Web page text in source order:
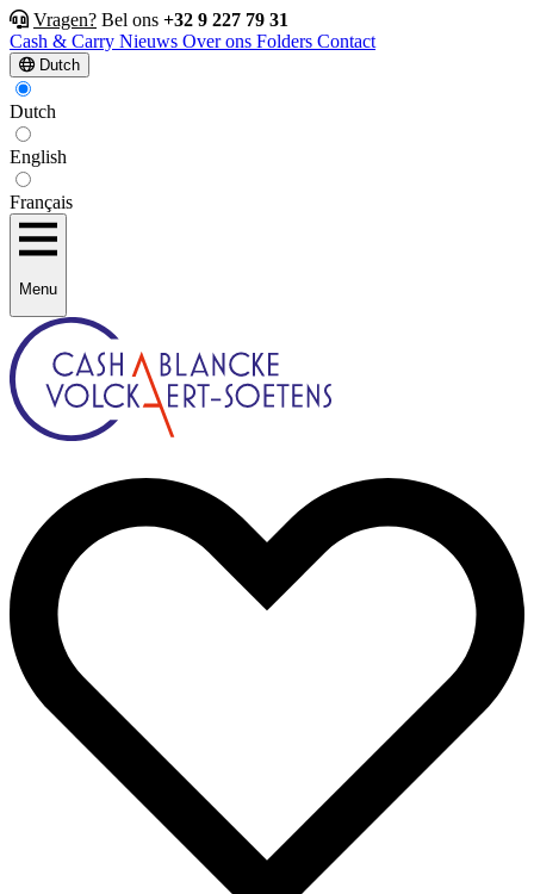
Vragen? Bel ons +32 9 227 79 31
Cash & Carry Nieuws Over ons Folders Contact
Dutch
Dutch
English
Français
Menu